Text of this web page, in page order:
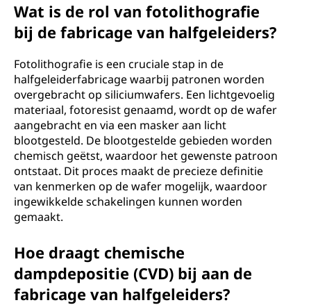
Wat is de rol van fotolithografie
bij de fabricage van halfgeleiders?
Fotolithografie is een cruciale stap in de
halfgeleiderfabricage waarbij patronen worden
overgebracht op siliciumwafers. Een lichtgevoelig
materiaal, fotoresist genaamd, wordt op de wafer
aangebracht en via een masker aan licht
blootgesteld. De blootgestelde gebieden worden
chemisch geëtst, waardoor het gewenste patroon
ontstaat. Dit proces maakt de precieze definitie
van kenmerken op de wafer mogelijk, waardoor
ingewikkelde schakelingen kunnen worden
gemaakt.
Hoe draagt chemische
dampdepositie (CVD) bij aan de
fabricage van halfgeleiders?